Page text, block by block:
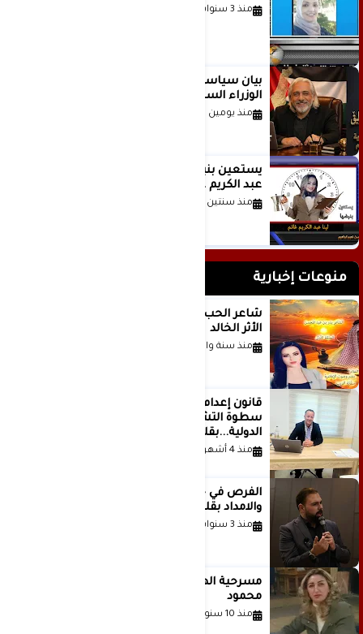
منذ 3 سنوات
بيان سياسي رداً على موقف مجلس
الوزراء السعودي
منذ يومين
عبد الكريم غانم
منذ سنتين
منوعات إخبارية
الأثر الخالد
منذ سنة واحدة
قانون إعدام الأسرى الفلسطينيين: بين
سطوة التشريع وانهيار منظومة العدالة
الدولية...بقلم الدكتور وسيم وني
منذ 4 أشهر
والامداد بقلم د. عبادة دعدوش
منذ 3 سنوات
مسرحية الهمزة للمبدعة الاستاذة غادة
محمود
منذ 10 سنوات